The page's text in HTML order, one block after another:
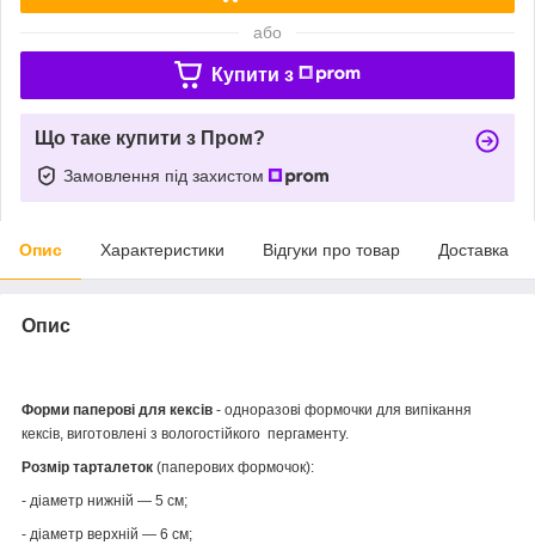
або
Купити з
Що таке купити з Пром?
Замовлення під захистом
Опис Характеристики Відгуки про товар Доставка
Опис
Форми паперові для кексів - одноразові формочки для випікання
кексів, виготовлені з вологостійкого пергаменту.
Розмір тарталеток (паперових формочок):
- діаметр нижній — 5 см;
- діаметр верхній — 6 см;